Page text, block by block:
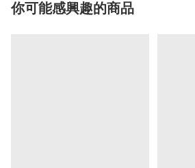
你可能感興趣的商品